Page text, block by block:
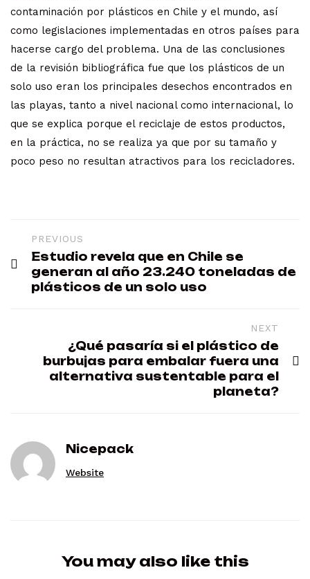
contaminación por plásticos en Chile y el mundo, así
como legislaciones implementadas en otros países para
hacerse cargo del problema. Una de las conclusiones
de la revisión bibliográfica fue que los plásticos de un
solo uso eran los principales desechos encontrados en
las playas, tanto a nivel nacional como internacional, lo
que se explica porque el reciclaje de estos productos,
en la práctica, no se realiza ya que por su tamaño y
poco peso no resultan atractivos para los recicladores.
PREVIOUS
Estudio revela que en Chile se
generan al año 23.240 toneladas de
plásticos de un solo uso
NEXT
¿Qué pasaría si el plástico de
burbujas para embalar fuera una
alternativa sustentable para el
planeta?
Nicepack
Website
You may also like this